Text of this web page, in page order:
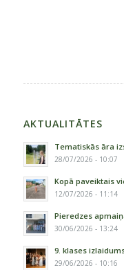
AKTUALITĀTES
Tematiskās āra
28/07/2026 - 10:07
Kopā paveiktais
12/07/2026 - 11:14
Pieredzes
30/06/2026 - 13:24
9. klases
29/06/2026 - 10:16